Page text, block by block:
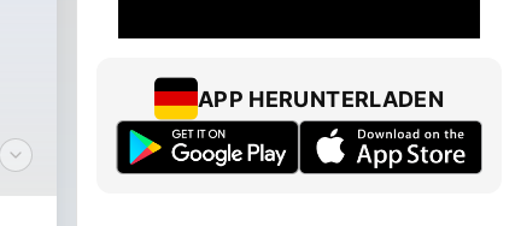
APP HERUNTERLADEN